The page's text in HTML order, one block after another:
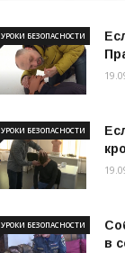
УРОКИ БЕЗОПАСНОСТИ
УРОКИ БЕЗОПАСНОСТИ
в
УРОКИ БЕЗОПАСНОСТИ